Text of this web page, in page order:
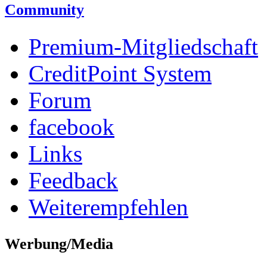
Community
Premium-Mitgliedschaft
CreditPoint System
Forum
facebook
Links
Feedback
Weiterempfehlen
Werbung/Media